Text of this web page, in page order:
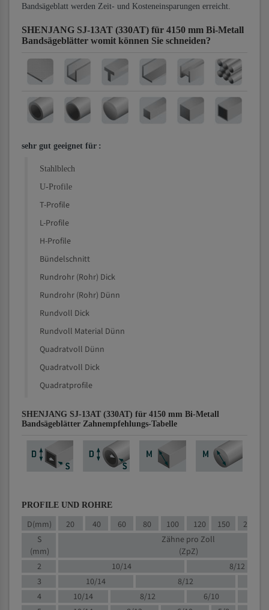
Bandsägeblatt werden Zeit- und Kosteneinsparungen erreicht.
SHENJANG SJ-13AT (330AT) für 4150 mm Bi-Metall
Bandsägeblätter womit können Sie schneiden?
sehr gut geeignet für :
Stahlblech
U-Profile
T-Profile
L-Profile
H-Profile
Bündelschnitt
Rundrohr (Rohr) Dick
Rundrohr (Rohr) Dünn
Rundvoll Dick
Rundvoll Material Dünn
Quadratvoll Dünn
Quadratvoll Dick
Quadratprofile
SHENJANG SJ-13AT (330AT) für 4150 mm Bi-Metall
Bandsägeblätter Zahnempfehlungs-Tabelle
PROFILE UND ROHRE
D(mm) 20 40 60 80 100 120 150 200
S
(mm)
Zähne pro Zoll
(ZpZ)
2
10/14
8/12
3
10/14 8/12
4
10/14 8/12 6/10